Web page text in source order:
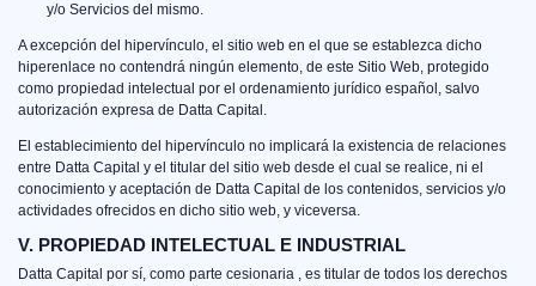
y/o Servicios del mismo.
A excepción del hipervínculo, el sitio web en el que se establezca dicho
hiperenlace no contendrá ningún elemento, de este Sitio Web, protegido
como propiedad intelectual por el ordenamiento jurídico español, salvo
autorización expresa de Datta Capital.
El establecimiento del hipervínculo no implicará la existencia de relaciones
entre Datta Capital y el titular del sitio web desde el cual se realice, ni el
conocimiento y aceptación de Datta Capital de los contenidos, servicios y/o
actividades ofrecidos en dicho sitio web, y viceversa.
V. PROPIEDAD INTELECTUAL E INDUSTRIAL
Datta Capital por sí, como parte cesionaria , es titular de todos los derechos